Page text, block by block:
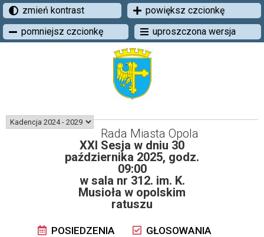
zmień kontrast
powiększ czcionkę
pomniejsz czcionkę
uproszczona wersja
Rada Miasta Opola
XXI Sesja w dniu 30
października 2025, godz.
09:00
w sala nr 312. im. K.
Musioła w opolskim
ratuszu
POSIEDZENIA
GŁOSOWANIA